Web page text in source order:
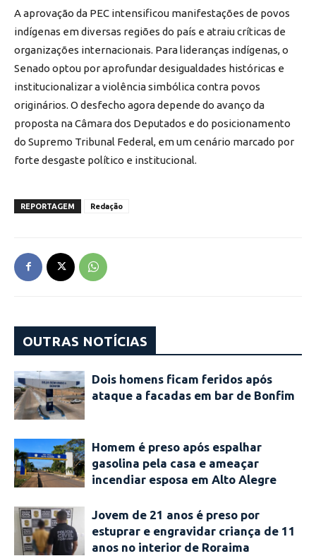
A aprovação da PEC intensificou manifestações de povos
indígenas em diversas regiões do país e atraiu críticas de
organizações internacionais. Para lideranças indígenas, o
Senado optou por aprofundar desigualdades históricas e
institucionalizar a violência simbólica contra povos
originários. O desfecho agora depende do avanço da
proposta na Câmara dos Deputados e do posicionamento
do Supremo Tribunal Federal, em um cenário marcado por
forte desgaste político e institucional.
REPORTAGEM Redação
OUTRAS NOTÍCIAS
Dois homens ficam feridos após
ataque a facadas em bar de Bonfim
Homem é preso após espalhar
gasolina pela casa e ameaçar
incendiar esposa em Alto Alegre
Jovem de 21 anos é preso por
estuprar e engravidar criança de 11
anos no interior de Roraima